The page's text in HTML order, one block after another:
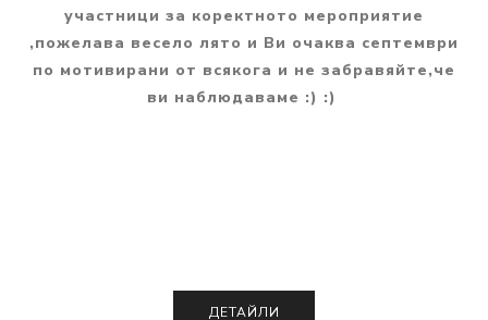
участници за коректното мероприятие
,пожелава весело лято и Ви очаква септември
по мотивирани от всякога и не забравяйте,че
ви наблюдаваме :) :)
ДЕТАЙЛИ